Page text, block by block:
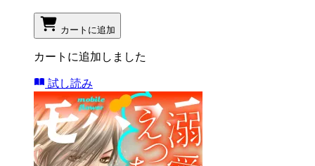
カートに追加
カートに追加しました
試し読み